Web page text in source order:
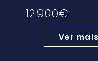
12.900€
Ver mais